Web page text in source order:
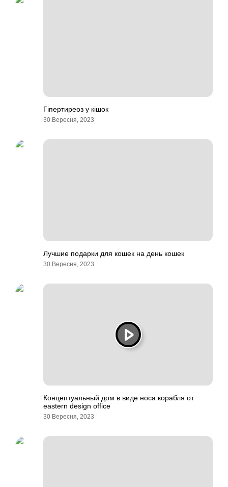
Гіпертиреоз у кішок
30 Вересня, 2023
Лучшие подарки для кошек на день кошек
30 Вересня, 2023
Концептуальный дом в виде носа корабля от
eastern design office
30 Вересня, 2023